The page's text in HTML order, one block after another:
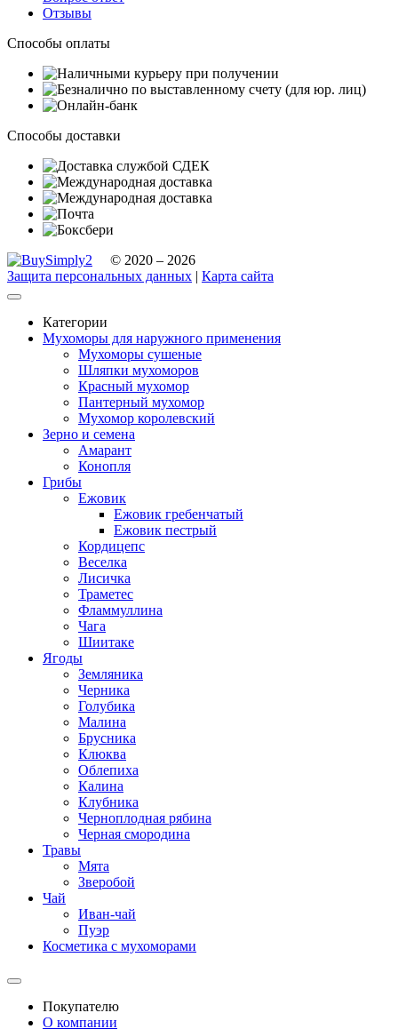
Отзывы
Способы оплаты
Способы доставки
© 2020 – 2026
Защита персональных данных | Карта сайта
Категории
Мухоморы для наружного применения
Мухоморы сушеные
Шляпки мухоморов
Красный мухомор
Пантерный мухомор
Мухомор королевский
Зерно и семена
Амарант
Конопля
Грибы
Ежовик
Ежовик гребенчатый
Ежовик пестрый
Кордицепс
Веселка
Лисичка
Траметес
Фламмуллина
Чага
Шиитаке
Ягоды
Земляника
Черника
Голубика
Малина
Брусника
Клюква
Облепиха
Калина
Клубника
Черноплодная рябина
Черная смородина
Травы
Мята
Зверобой
Чай
Иван-чай
Пуэр
Косметика с мухоморами
Покупателю
О компании